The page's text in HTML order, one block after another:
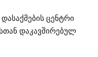
ცენტრი
დაკავშირებულ